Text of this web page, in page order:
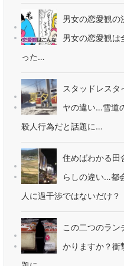
男女の恋愛観
男女の恋愛観は
った…
スタッドレスタ
ヤの違い…雪道
殺人行為だと話題に…
住めばわかる田
らしの違い…都
人に過干渉ではないだけ？
この二つのラン
かりますか？衝